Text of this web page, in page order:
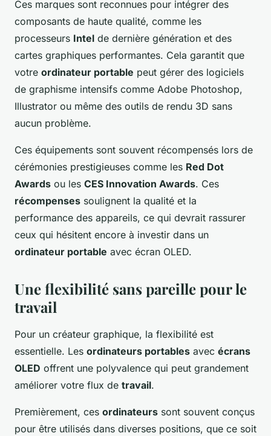
Ces marques sont reconnues pour intégrer des
composants de haute qualité, comme les
processeurs Intel de dernière génération et des
cartes graphiques performantes. Cela garantit que
votre ordinateur portable peut gérer des logiciels
de graphisme intensifs comme Adobe Photoshop,
Illustrator ou même des outils de rendu 3D sans
aucun problème.
Ces équipements sont souvent récompensés lors de
cérémonies prestigieuses comme les Red Dot
Awards ou les CES Innovation Awards. Ces
récompenses soulignent la qualité et la
performance des appareils, ce qui devrait rassurer
ceux qui hésitent encore à investir dans un
ordinateur portable avec écran OLED.
Une flexibilité sans pareille pour le
travail
Pour un créateur graphique, la flexibilité est
essentielle. Les ordinateurs portables avec écrans
OLED offrent une polyvalence qui peut grandement
améliorer votre flux de travail.
Premièrement, ces ordinateurs sont souvent conçus
pour être utilisés dans diverses positions, que ce soit